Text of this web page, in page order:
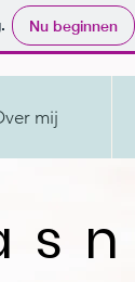
Nu beginnen
mij